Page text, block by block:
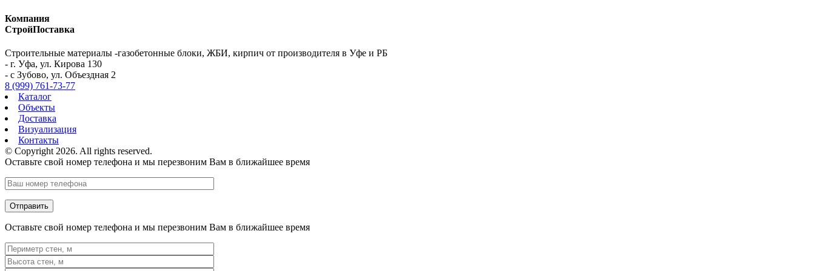
Компания
СтройПоставка
Строительные материалы -газобетонные блоки, ЖБИ, кирпич от производителя в Уфе и РБ
- г. Уфа, ул. Кирова 130
- с Зубово, ул. Объездная 2
8 (999) 761-73-77
Каталог
Объекты
Доставка
Визуализация
Контакты
© Copyright 2026. All rights reserved.
Оставьте свой номер телефона и мы перезвоним Вам в ближайшее время
Оставьте свой номер телефона и мы перезвоним Вам в ближайшее время